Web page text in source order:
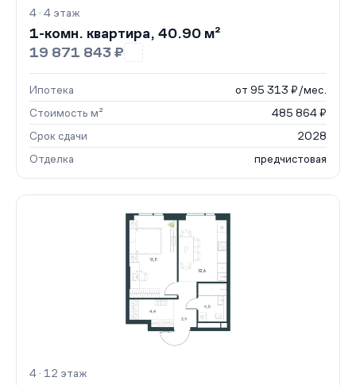
4 · 4 этаж
1-комн. квартира, 40.90 м²
19 871 843 ₽
Ипотека
от 95 313 ₽/мес.
Стоимость м²
485 864 ₽
Срок сдачи
2028
Отделка
предчистовая
4 · 12 этаж